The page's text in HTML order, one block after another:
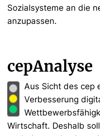
Sozialsysteme an die
anzupassen.
cepAnalyse
Aus Sicht des cep
Verbesserung
Wirtschaft. Deshalb